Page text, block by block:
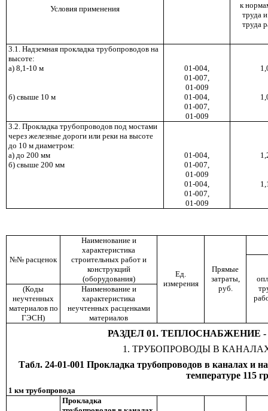
Условия применения
к
труда
труда
3.1. Надземная прокладка трубопроводов на
высоте:
а) 8,1-10 м
01-004,
01-007,
01-009
б) свыше 10 м
01-004,
01-007,
01-009
3.2. Прокладка трубопроводов под мостами
через железные дороги или реки на высоте
до 10 м диаметром:
а) до 200 мм
б) свыше 200 мм
01-004,
01-007,
01-009
01-004,
01-007,
01-009
№№ расценок
Наименование и
характеристика
строительных работ и
конструкций
(оборудования)
Ед.
измерения
Прямые
затраты,
руб.
(Коды
неучтенных
материалов по
ГЭСН)
Наименование и
характеристика
неучтенных расценками
материалов
РАЗДЕЛ 01.
1. ТРУБОПРОВОДЫ В
Табл. 24-01-001 Прокладка трубопроводов в каналах и
температуре 115
1 км трубопровода
Прокладка